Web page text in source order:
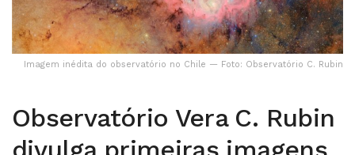
Imagem inédita do observatório no Chile — Foto: Observatório C. Rubin
Observatório Vera C. Rubin